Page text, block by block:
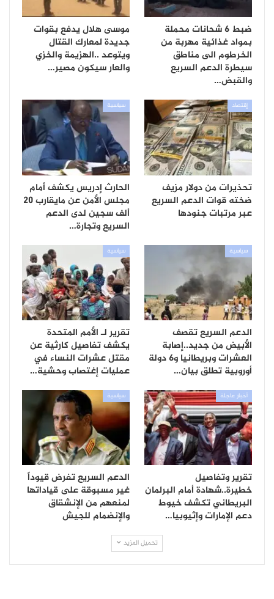
ضبط 6 شحانات محملة
بمواد غذائية مهربة من
الخرطوم الى مناطق
سيطرة الدعم السريع
والقبض…
موسى هلال يدفع بقوات
جديدة لمعارك القتال
ويتوعد ..الهزيمة والخزي
والعار سيكون مصير…
إقتصاد
تحذيرات من دولار مزيف
ضخته قوات الدعم السريع
عبر مرتبات جنودها
سياسية
الحارث إدريس يكشف أمام
مجلس الأمن عن مايقارب 20
ألف سجين لدى الدعم
السريع وتجارة…
سياسية
الدعم السريع تقصف
الأبيض من جديد..إصابة
العشرات وبريطانيا و6 دولة
أوروبية تطلق بيان…
سياسية
تقرير لـ الأمم المتحدة
يكشف تفاصيل كارثية عن
مقتل عشرات النساء في
عمليات إغتصاب وحشية…
أخبار عاجلة
تقرير وتفاصيل
خطيرة..شهادة أمام البرلمان
البريطاني تكشف خيوط
دعم الإمارات وإثيوبيا…
سياسية
الدعم السريع تفرض قيوداً
غير مسبوقة على قياداتها
لمنعهم من الإنشقاق
والإنضمام للجيش
تحميل المزيد